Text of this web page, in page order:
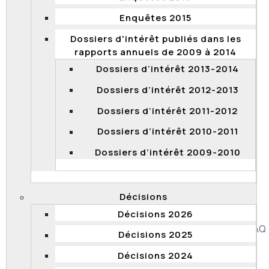
Enquêtes 2015
Dossiers d'intérêt publiés dans les
rapports annuels de 2009 à 2014
Dossiers d’intérêt 2013-2014
Dossiers d’intérêt 2012-2013
Dossiers d’intérêt 2011-2012
Dossiers d’intérêt 2010-2011
Dossiers d’intérêt 2009-2010
Décisions
Décisions 2026
Décisions 2025
Décisions 2024
poursuites criminelles et pénales devait verser la
totalité de l’allocation de disponibilité aux procureurs
concernés.
2023 QCCFP 4
2 3 4 5 6 7
Plan du site Diffusion de l'information
FAQ